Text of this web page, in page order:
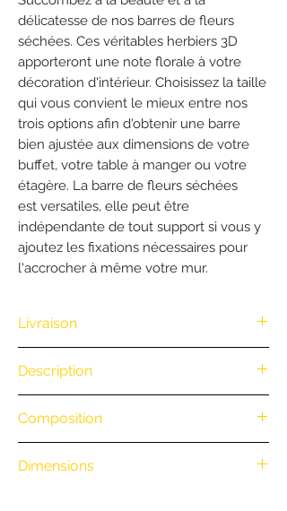
délicatesse de nos barres de fleurs
séchées. Ces véritables herbiers 3D
apporteront une note florale à votre
décoration d'intérieur. Choisissez la taille
qui vous convient le mieux entre nos
trois options afin d'obtenir une barre
bien ajustée aux dimensions de votre
buffet, votre table à manger ou votre
étagère. La barre de fleurs séchées
est versatiles, elle peut être
indépendante de tout support si vous y
ajoutez les fixations nécessaires pour
l'accrocher à même votre mur.
Livraison
100€ d'achat. (Exclusivité Web non
valable pour une commande
par téléphone)
• Retrait en boutique : gratuit
• Livraison à vélo par notre coursier
Description
élégant jardin durable où toutes les
tiges de fleurs se dressent de manière
spontanée sur un joli socle en chêne
Composition
unique et créée minutieusement à la
Dimensions